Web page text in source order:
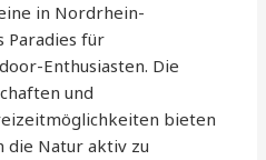
in Nordrhein-
Paradies für
Enthusiasten. Die
und
bieten
die Natur aktiv zu